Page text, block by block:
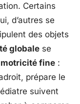
Certains
d’autres se
des objets
globale se
motricité fine :
prépare le
suivent